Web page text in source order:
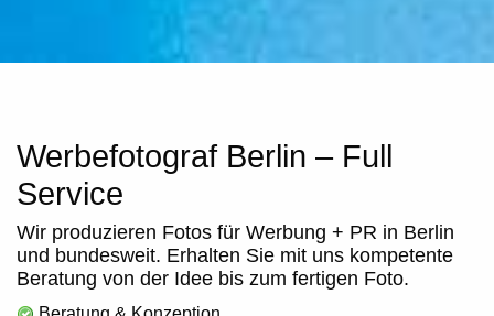
Werbefotograf Berlin – Full
Service
Wir produzieren Fotos für Werbung + PR in Berlin
und bundesweit. Erhalten Sie mit uns kompetente
Beratung von der Idee bis zum fertigen Foto.